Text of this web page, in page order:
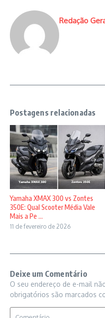
Redação
Postagens relacionadas
Yamaha XMAX 300 vs Zontes
350E: Qual Scooter Média Vale
Mais a Pe ...
11 de fevereiro de 2026
Deixe um Comentário
O seu endereço de e-mail
obrigatórios são marcados